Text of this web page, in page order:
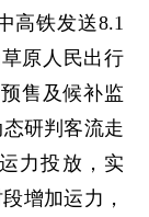
高铁发送8.1
原人民出行
售及候补监
研判客流走
力投放，实
增加运力，